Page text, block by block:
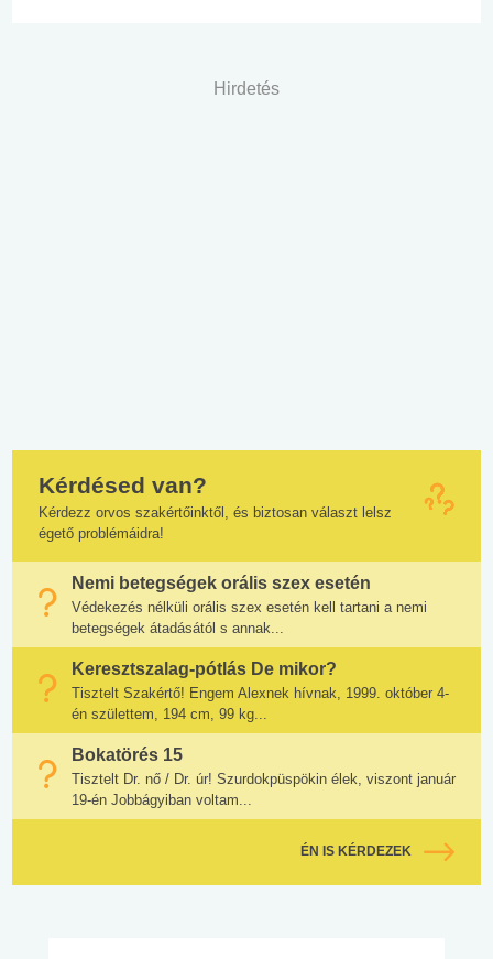
Hirdetés
Kérdésed van?
Kérdezz orvos szakértőinktől, és biztosan választ lelsz
égető problémáidra!
Nemi betegségek orális szex esetén
Védekezés nélküli orális szex esetén kell tartani a nemi
betegségek átadásától s annak...
Keresztszalag-pótlás De mikor?
Tisztelt Szakértő! Engem Alexnek hívnak, 1999. október 4-
én születtem, 194 cm, 99 kg...
Bokatörés 15
Tisztelt Dr. nő / Dr. úr! Szurdokpüspökin élek, viszont január
19-én Jobbágyiban voltam...
ÉN IS KÉRDEZEK